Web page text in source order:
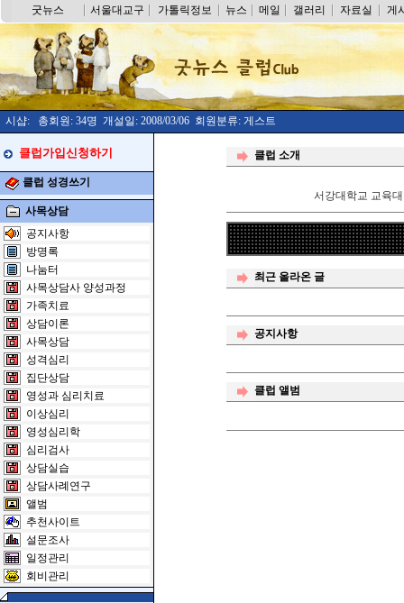
굿뉴스 서울대교구 가톨릭정보 뉴스 메일 갤러리 자료실 게
시샵: 총회원: 34명 개설일: 2008/03/06 회원분류: 게스트
클럽가입신청하기
클럽 성경쓰기
사목상담
공지사항
방명록
나눔터
사목상담사 양성과정
가족치료
상담이론
사목상담
성격심리
집단상담
영성과 심리치료
이상심리
영성심리학
심리검사
상담실습
상담사례연구
앨범
추천사이트
설문조사
일정관리
회비관리
클럽 소개
서강대학교 교육
최근 올라온 글
공지사항
클럽 앨범